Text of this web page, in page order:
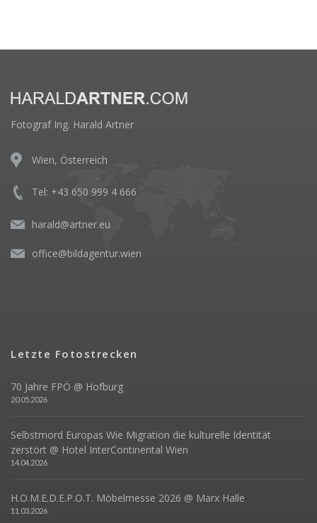
Fotograf Ing. Harald Artner
Wien, Österreich
Tel: +43 650 999 4 666
harald@artner.eu
office@bildagentur.wien
Letzte Fotostrecken
70 Jahre FPÖ @ Hofburg
20.05.2026
Selbstmord Europas Wie Migration die kulturelle Identität
zerstört @ Hotel InterContinental Wien
14.04.2026
H.O.M.E.D.E.P.O.T. Möbelmesse 2026 @ Marx Halle
11.03.2026